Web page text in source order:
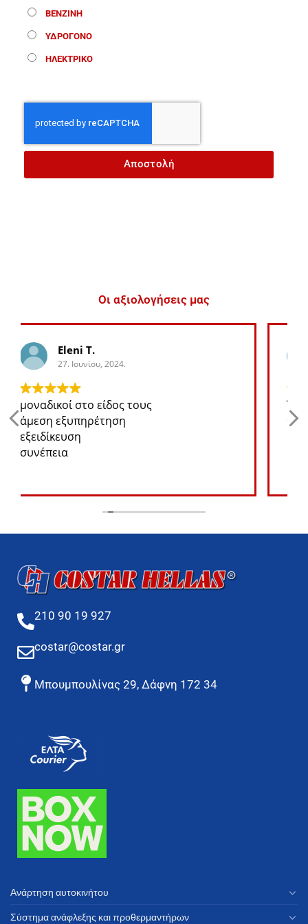
ΒΕΝΖΙΝΗ
ΥΔΡΟΓΟΝΟ
ΗΛΕΚΤΡΙΚΟ
Αποστολή
Οι αξιολογήσεις μας
George K.
27. Ιουνίου, 2024.
Ότι ανταλλακτικό χρειάζομαι για το jeep
θα το βρω σε καλή τιμή
210 90 19 927
costar@costar.gr
Μπουμπουλίνας 29, Δάφνη 172 34
Ανάρτηση αυτοκινήτου
Σύστημα ανάφλεξης και προθερμαντήρων